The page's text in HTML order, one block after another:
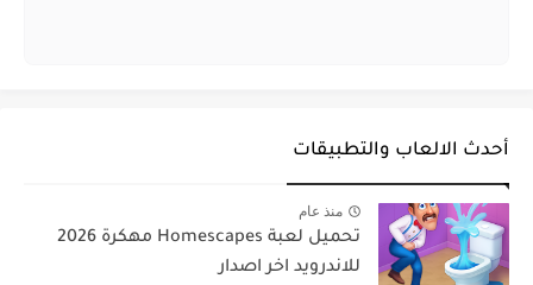
أحدث الالعاب والتطبيقات
منذ عام
تحميل لعبة Homescapes مهكرة 2026
للاندرويد اخر اصدار